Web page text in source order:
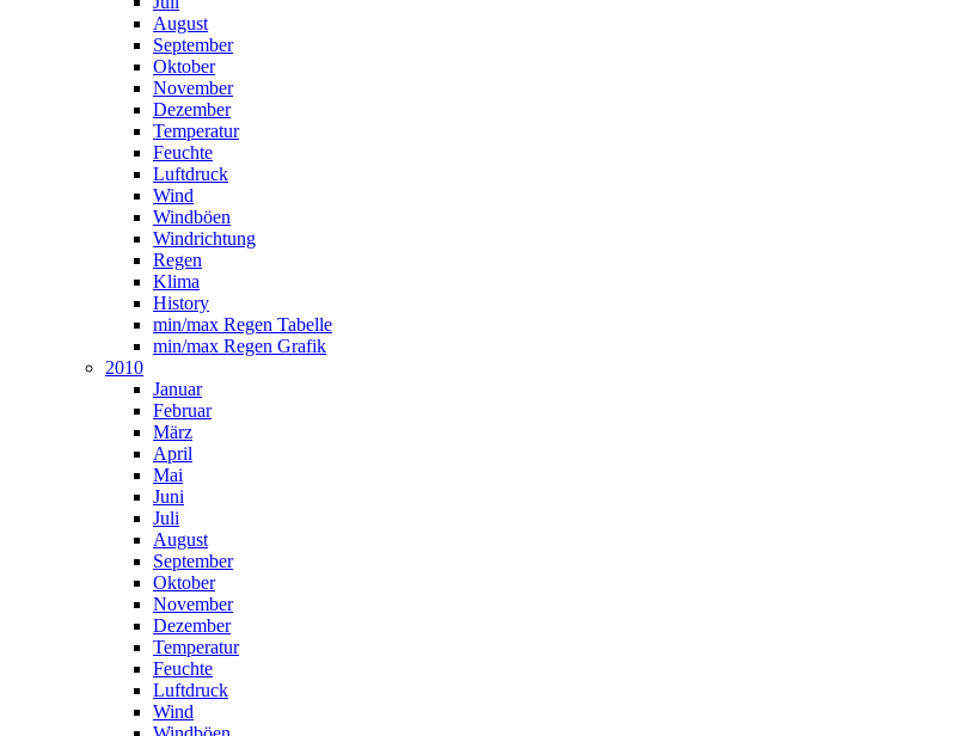
August
September
Oktober
November
Dezember
Temperatur
Feuchte
Luftdruck
Wind
Windböen
Windrichtung
Regen
Klima
History
min/max Regen Tabelle
min/max Regen Grafik
2010
Januar
Februar
März
April
Mai
Juni
Juli
August
September
Oktober
November
Dezember
Temperatur
Feuchte
Luftdruck
Wind